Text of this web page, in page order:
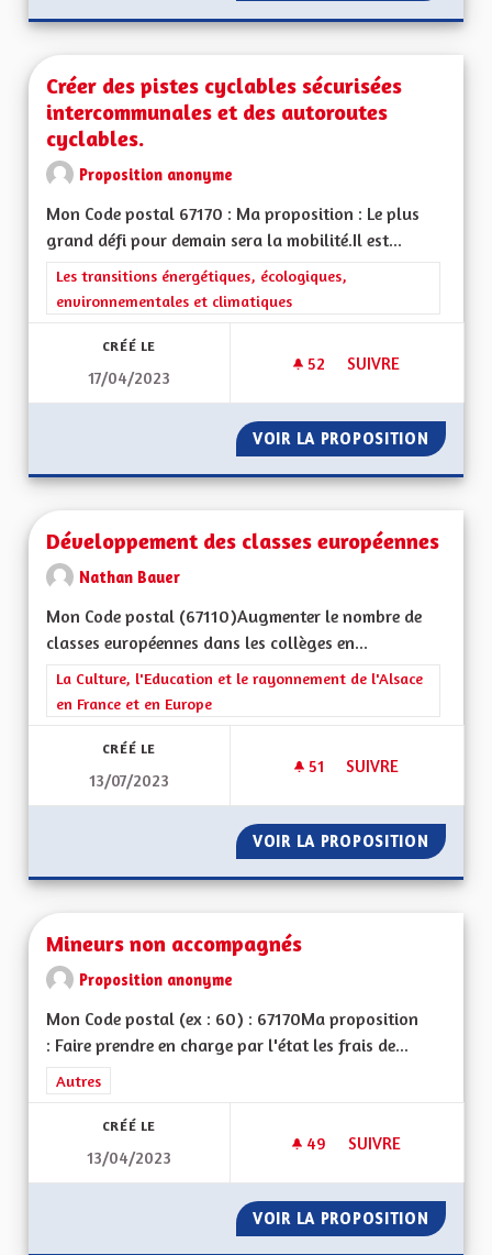
Créer des pistes cyclables sécurisées
intercommunales et des autoroutes
cyclables.
Proposition anonyme
Mon Code postal 67170 : Ma proposition : Le plus
grand défi pour demain sera la mobilité.Il est...
Filtrer les résultats de la catégorie : Les transitions
Les transitions énergétiques, écologiques,
environnementales et climatiques
CRÉÉ LE
17/04/2023
52 52 ABONNÉS
SUIVRE
VOIR LA PROPOSITION
Développement des classes européennes
Nathan Bauer
Mon Code postal (67110)Augmenter le nombre de
classes européennes dans les collèges en...
Filtrer les résultats de la catégorie : La Culture, l'Education et
La Culture, l'Education et le rayonnement de l'Alsace
en France et en Europe
CRÉÉ LE
13/07/2023
51 51 ABONNÉS
SUIVRE
VOIR LA PROPOSITION
Mineurs non accompagnés
Proposition anonyme
Mon Code postal (ex : 60) : 67170Ma proposition
: Faire prendre en charge par l'état les frais de...
Filtrer les résultats de la catégorie : Autres
Autres
CRÉÉ LE
13/04/2023
49 49 ABONNÉS
SUIVRE
VOIR LA PROPOSITION